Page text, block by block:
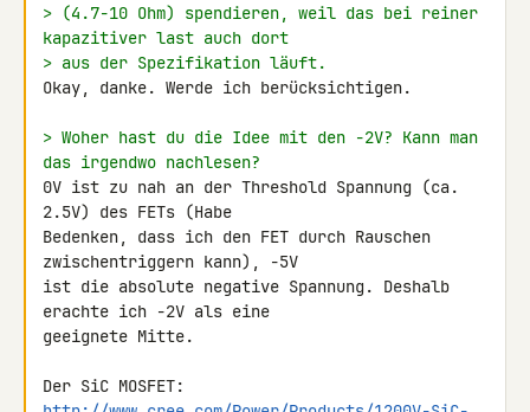
> (4.7-10 Ohm) spendieren, weil das bei reiner
kapazitiver last auch dort
> aus der Spezifikation läuft.
Okay, danke. Werde ich berücksichtigen.
> Woher hast du die Idee mit den -2V? Kann man
das irgendwo nachlesen?
0V ist zu nah an der Threshold Spannung (ca.
2.5V) des FETs (Habe
Bedenken, dass ich den FET durch Rauschen
zwischentriggern kann), -5V
ist die absolute negative Spannung. Deshalb
erachte ich -2V als eine
geeignete Mitte.